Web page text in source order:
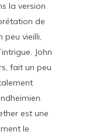
la version
de
peu vieilli,
John
fait un peu
est une
le